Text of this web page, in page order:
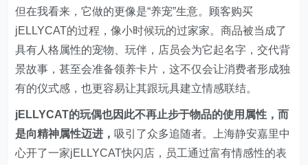
但在我看来，它做的更像是“养宠”生意。顾客购买
jELLYCAT的过程，像小时候玩的过家家。商品被当成了
具有人格属性的宠物、玩伴，店员会为它起名字，交代背
景故事，甚至会准备领养卡片，这不仅会让消费者形成独
有的仪式感，也更容易让其跟玩具建立情感联结。
jELLYCAT的玩偶也因此不再止步于物品的使用属性，而
是向精神属性迈进， 吸引了众多追随者。上海静安嘉里中
心开了一家jELLYCAT快闪店，员工通过富有情感性的表